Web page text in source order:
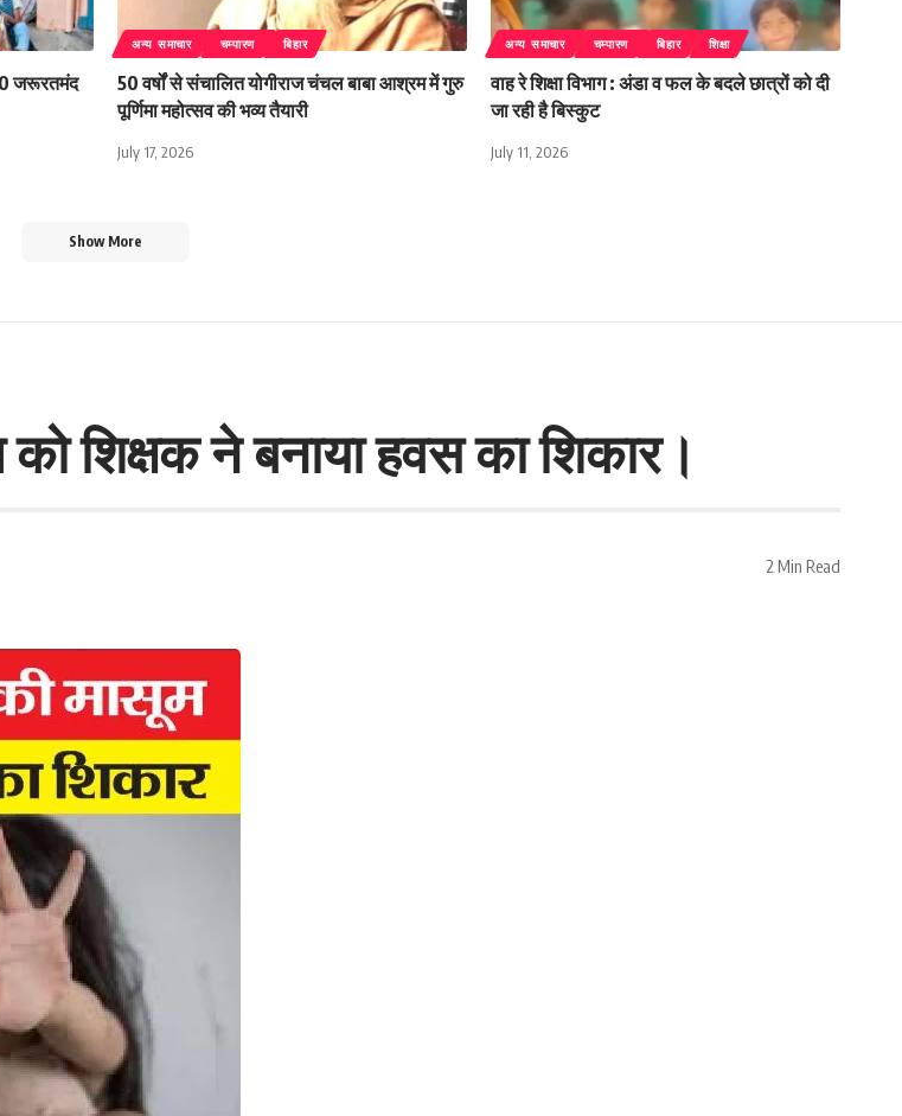
जरूरतमंद
अन्य समाचार चम्पारण बिहार
50 वर्षों से संचालित योगीराज चंचल बाबा आश्रम में गुरु
पूर्णिमा महोत्सव की भव्य तैयारी
July 17, 2026
अन्य समाचार चम्पारण बिहार शिक्षा
वाह रे शिक्षा विभाग : अंडा व फल के बदले छात्रों को दी
जा रही है बिस्कुट
July 11, 2026
Show More
शिक्षक ने बनाया हवस का शिकार।
2 Min Read